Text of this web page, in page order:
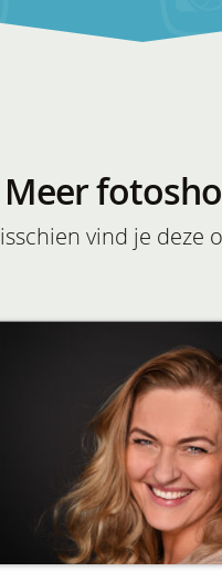
Meer
vind je deze